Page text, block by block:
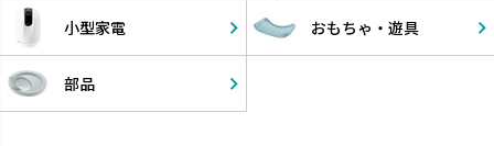
小型家電 おもちゃ・ 遊具
部品